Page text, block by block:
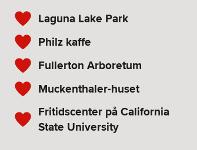
Laguna Lake Park
Philz kaffe
Fullerton Arboretum
Muckenthaler-huset
Fritidscenter på California
State University